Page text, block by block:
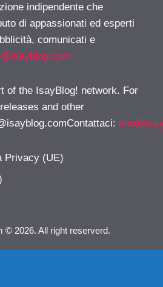
indipendente che
di appassionati ed esperti
comunicati e
of the IsayBlog! network. For
and other
:
Privacy (UE)
© 2026. All right reserverd.